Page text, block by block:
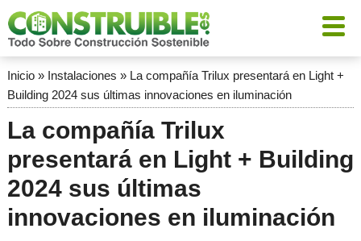
Inicio» Instalaciones » La compañía Trilux presentará en Light +
Building 2024 sus últimas innovaciones en iluminación
La compañía Trilux
presentará en Light + Building
2024 sus últimas
innovaciones en iluminación